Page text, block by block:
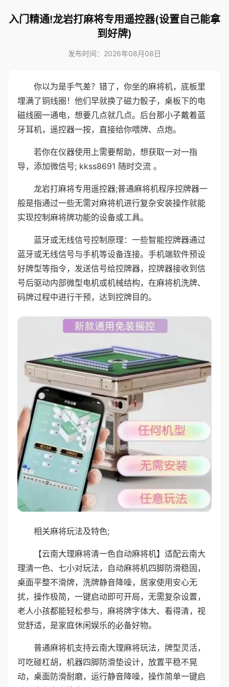
入门精通!龙岩打麻将专用遥控器(设置自己能拿
到好牌)
发布时间：2026年08月08日
你以为是手气差？错了，你坐的麻将机，底板里
埋满了铜线圈！他们早就换了磁力骰子，桌板下的电
磁线圈一通电，想要几点就几点。后台那小子戴着蓝
牙耳机，遥控器一按，直接给你喂牌、点炮。
若你在仪器使用上需要帮助，想获取一对一指
导，添加微信号; kkss8691 随时交流 。
龙岩打麻将专用遥控器;普通麻将机程序控牌器一
般是指通过一些无需对麻将机进行复杂安装操作就能
实现控制麻将牌功能的设备或工具。
蓝牙或无线信号控制原理：一些智能控牌器通过
蓝牙或无线信号与手机等设备连接。手机端软件预设
好牌型等指令，发送信号给控牌器，控牌器接收到信
号后驱动内部微型电机或机械结构，在麻将机洗牌、
码牌过程中进行干预，达到控牌目的。
相关麻将玩法及特色;
【云南大理麻将清一色自动麻将机】适配云南大
理清一色、七小对玩法，自动麻将机四脚防滑稳固，
桌面平整不滑牌，洗牌静音降噪，居家使用安心无
扰，操作极简，一键启动即可开局，无需复杂设置，
老人小孩都能轻松参与，麻将牌字体大、看得清，视
觉舒适，是家庭休闲娱乐的必备好物。
普通麻将机支持云南大理麻将玩法，牌型灵活，
可吃碰杠胡，机器四脚防滑垫设计，放置平稳不晃
动，桌面防滑耐磨，运行静音降噪，操作简单一键启